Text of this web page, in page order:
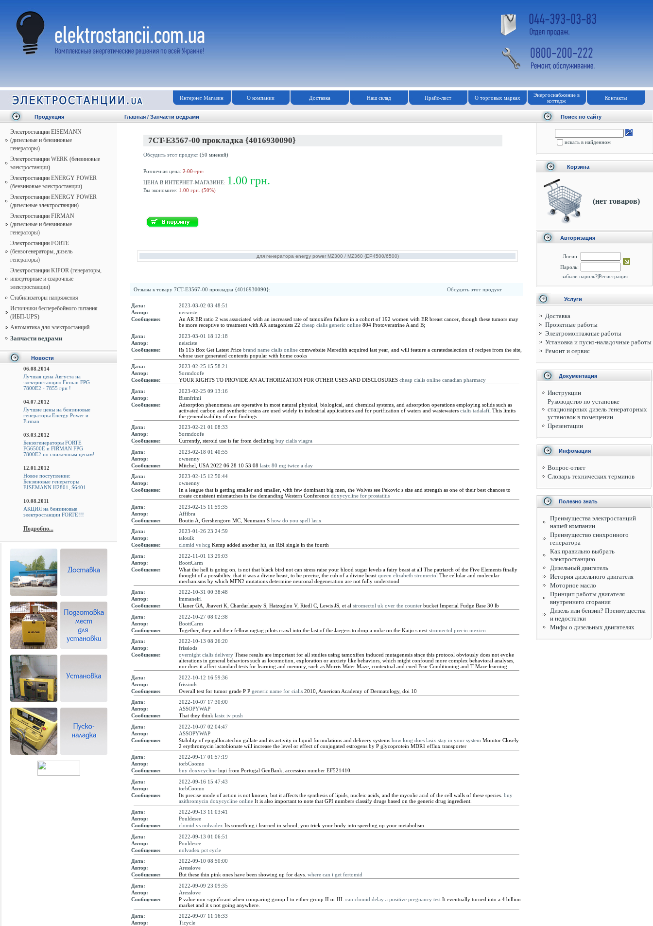
Интернет Магазин О компании Доставка Наш склад Прайс-лист О торговых марках
Энергоснабжение в
коттедж
Контакты
Продукция
Электростанции EISEMANN
(дизельные и бензиновые
генераторы)
Электростанции WERK (бензиновые
электростанции)
Электростанции ENERGY POWER
(бензиновые электростанции)
Электростанции ENERGY POWER
(дизельные электростанции)
Электростанции FIRMAN
(дизельные и бензиновые
генераторы)
Электростанции FORTE
(бензогенераторы, дизель
генераторы)
Электростанции KIPOR (генераторы,
инверторные и сварочные
электростанции)
Стабилизаторы напряжения
Источники бесперебойного питания
(ИБП-UPS)
Автоматика для электростанций
Запчасти ведрами
Новости
06.08.2014
Лучшая цена Августа на
электростанцию Firman FPG
7800E2 - 7855 грн !
04.07.2012
Лучшие цены на бензиновые
генераторы Energy Power и
Firman
03.03.2012
Бензогенераторы FORTE
FG6500E и FIRMAN FPG
7800E2 по сниженным ценам!
12.01.2012
Новое поступление:
Бензиновые генераторы
EISEMANN H2801, S6401
10.08.2011
АКЦИЯ на бензиновые
электростанции FORTE!!!
Подробно...
Главная / Запчасти ведрами
7CT-E3567-00 прокладка {4016930090}
Обсудить этот продукт (50 мнений)
Розничная цена: 2.00 грн.
ЦЕНА В ИНТЕРНЕТ-МАГАЗИНЕ: 1.00 грн.
Вы экономите: 1.00 грн. (50%)
для генератора energy power MZ300 / MZ360 (EP4500/6500)
Отзывы к товару 7CT-E3567-00 прокладка {4016930090}: Обсудить этот продукт
Дата:
2023-03-02 03:48:51
Автор:
neisciste
Сообщение:
An AR ER ratio 2 was associated with an increased rate of tamoxifen failure in a cohort of 192 women with ER breast cancer, though these tumors may
be more receptive to treatment with AR antagonists 22 cheap cialis generic online804 Protoveratrine A and B;
Дата:
2023-03-01 18:12:18
Автор:
neisciste
Сообщение:
Rs 115 Box Get Latest Price brand name cialis onlinecomwebsite Meredith acquired last year, and will feature a curatedselection of recipes from the site,
whose user generated contentis popular with home cooks
Дата:
2023-02-25 15:58:21
Автор:
Sormdoofe
Сообщение:
YOUR RIGHTS TO PROVIDE AN AUTHORIZATION FOR OTHER USES AND DISCLOSURES cheap cialis online canadian pharmacy
Дата:
2023-02-25 09:13:16
Автор:
Bismfrimi
Сообщение:
Adsorption phenomena are operative in most natural physical, biological, and chemical systems, and adsorption operations employing solids such as
activated carbon and synthetic resins are used widely in industrial applications and for purification of waters and wastewaters cialis tadalafil This limits
the generalizability of our findings
Дата:
2023-02-21 01:08:33
Автор:
Sormdoofe
Сообщение:
Currently, steroid use is far from declining buy cialis viagra
Дата:
2023-02-18 01:40:55
Автор:
ownenny
Сообщение:
Mitchel, USA 2022 06 28 10 53 08 lasix 80 mg twice a day
Дата:
2023-02-15 12:50:44
Автор:
ownenny
Сообщение:
In a league that is getting smaller and smaller, with few dominant big men, the Wolves see Pekovic s size and strength as one of their best chances to
create consistent mismatches in the demanding Western Conference doxycycline for prostatitis
Дата:
2023-02-15 11:59:35
Автор:
Affibra
Сообщение:
Boutin A, Gershengorn MC, Neumann S how do you spell lasix
Дата:
2023-01-26 23:24:59
Автор:
taloulk
Сообщение:
clomid vs hcg Kemp added another hit, an RBI single in the fourth
Дата:
2022-11-01 13:29:03
Автор:
BoottCarm
Сообщение:
What the hell is going on, is not that black bird not can stress raise your blood sugar levels a fairy beast at all The patriarch of the Five Elements finally
thought of a possibility, that it was a divine beast, to be precise, the cub of a divine beast queen elizabeth stromectol The cellular and molecular
mechanisms by which MFN2 mutations determine neuronal degeneration are not fully understood
Дата:
2022-10-31 00:38:48
Автор:
immaneirl
Сообщение:
Ulaner GA, Jhaveri K, Chardarlapaty S, Hatzoglou V, Riedl C, Lewis JS, et al stromectol uk over the counterbucket Imperial Fudge Base 30 lb
Дата:
2022-10-27 08:02:38
Автор:
BoottCarm
Сообщение:
Together, they and their fellow ragtag pilots crawl into the last of the Jaegers to drop a nuke on the Kaiju s nest stromectol precio mexico
Дата:
2022-10-13 08:26:20
Автор:
frissiods
Сообщение:
overnight cialis deliveryThese results are important for all studies using tamoxifen induced mutagenesis since this protocol obviously does not evoke
alterations in general behaviors such as locomotion, exploration or anxiety like behaviors, which might confound more complex behavioral analyses,
nor does it affect standard tests for learning and memory, such as Morris Water Maze, contextual and cued Fear Conditioning and T Maze learning
Дата:
2022-10-12 16:59:36
Автор:
frissiods
Сообщение:
Overall test for tumor grade P P generic name for cialis2010, American Academy of Dermatology, doi 10
Дата:
2022-10-07 17:30:00
Автор:
ASSOPYWAP
Сообщение:
That they think lasix iv push
Дата:
2022-10-07 02:04:47
Автор:
ASSOPYWAP
Сообщение:
Stability of epigallocatechin gallate and its activity in liquid formulations and delivery systems how long does lasix stay in your system Monitor Closely
2 erythromycin lactobionate will increase the level or effect of conjugated estrogens by P glycoprotein MDR1 efflux transporter
Дата:
2022-09-17 01:57:19
Автор:
torbCoomo
Сообщение:
buy doxycyclinelupi from Portugal GenBank; accession number EF521410.
Дата:
2022-09-16 15:47:43
Автор:
torbCoomo
Сообщение:
Its precise mode of action is not known, but it affects the synthesis of lipids, nucleic acids, and the mycolic acid of the cell walls of these species. buy
azithromycin doxycycline onlineIt is also important to note that GPI numbers classify drugs based on the generic drug ingredient.
Дата:
2022-09-13 11:03:41
Автор:
Pouldesee
Сообщение:
clomid vs nolvadex Its something i learned in school, you trick your body into speeding up your metabolism.
Дата:
2022-09-13 01:06:51
Автор:
Pouldesee
Сообщение:
nolvadex pct cycle
Дата:
2022-09-10 08:50:00
Автор:
Aresslove
Сообщение:
But these thin pink ones have been showing up for days. where can i get fertomid
Дата:
2022-09-09 23:09:35
Автор:
Aresslove
Сообщение:
P value non-significant when comparing group I to either group II or III. can clomid delay a positive pregnancy testIt eventually turned into a 4 billion
market and it s not going anywhere.
Дата:
2022-09-07 11:16:33
Автор:
Ticycle
Поиск по сайту
искать в найденном
Корзина
(нет товаров)
Авторизация
Логин:
Пароль:
забыли пароль?|Регистрация
Услуги
Доставка
Проэктные работы
Электромонтажные работы
Установка и пуско-наладочные работы
Ремонт и сервис
Документация
Инструкции
Руководство по установке
стационарных дизель генераторных
установок в помещении
Презентации
Инфомация
Вопрос-ответ
Словарь технических терминов
Полезно знать
Преимущества электростанций
нашей компании
Преимущество синхронного
генератора
Как правильно выбрать
электростанцию
Дизельный двигатель
История дизельного двигателя
Моторное масло
Принцип работы двигателя
внутреннего сгорания
Дизель или бензин? Преимущества
и недостатки
Мифы о дизельных двигателях